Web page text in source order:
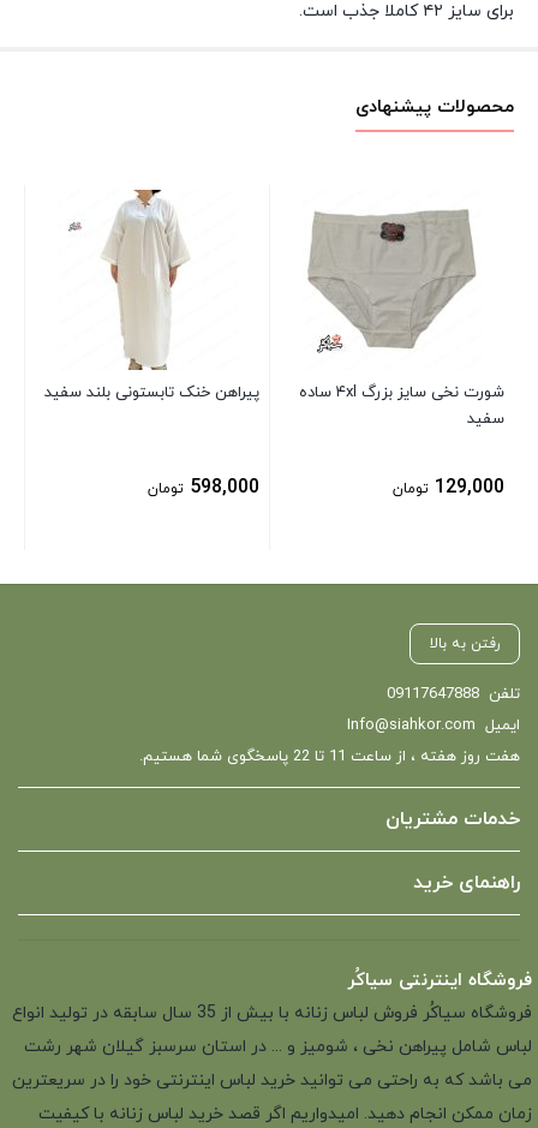
برای سایز ۴۲ کاملا جذب است.
محصولات پیشنهادی
شورت نخی سایز بزرگ ۴xl ساده
سفید
129,000 تومان
پیراهن خنک تابستونی بلند سفید
598,000 تومان
رفتن به بالا
تلفن 09117647888
ایمیل Info@siahkor.com
هفت روز هفته ، از ساعت 11 تا 22 پاسخگوی شما هستیم.
خدمات مشتریان
راهنمای خرید
فروشگاه اینترنتی سیاکُر
فروشگاه سیاکُر فروش لباس زنانه با بیش از 35 سال سابقه در تولید انواع
لباس شامل پیراهن نخی ، شومیز و ... در استان سرسبز گیلان شهر رشت
می باشد که به راحتی می توانید خرید لباس اینترنتی خود را در سریعترین
زمان ممکن انجام دهید. امیدواریم اگر قصد خرید لباس زنانه با کیفیت